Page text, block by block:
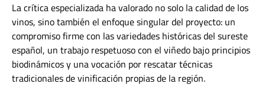
La crítica especializada ha valorado no solo la calidad de los
vinos, sino también el enfoque singular del proyecto: un
compromiso firme con las variedades históricas del sureste
español, un trabajo respetuoso con el viñedo bajo principios
biodinámicos y una vocación por rescatar técnicas
tradicionales de vinificación propias de la región.